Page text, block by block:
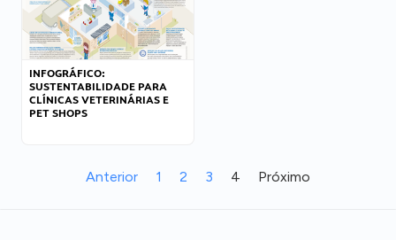
INFOGRÁFICO:
SUSTENTABILIDADE PARA
CLÍNICAS VETERINÁRIAS E
PET SHOPS
Anterior 1 2 3 4 Próximo